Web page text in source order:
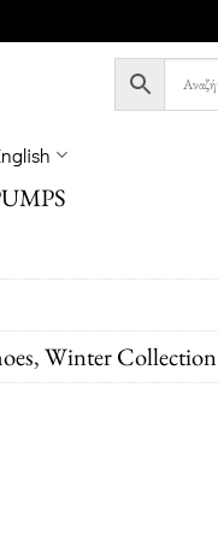
,Winter Collection